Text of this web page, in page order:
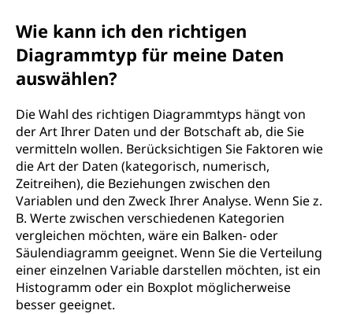
Wie kann ich den richtigen
Diagrammtyp für meine Daten
auswählen?
Die Wahl des richtigen Diagrammtyps hängt von
der Art Ihrer Daten und der Botschaft ab, die Sie
vermitteln wollen. Berücksichtigen Sie Faktoren wie
die Art der Daten (kategorisch, numerisch,
Zeitreihen), die Beziehungen zwischen den
Variablen und den Zweck Ihrer Analyse. Wenn Sie z.
B. Werte zwischen verschiedenen Kategorien
vergleichen möchten, wäre ein Balken- oder
Säulendiagramm geeignet. Wenn Sie die Verteilung
einer einzelnen Variable darstellen möchten, ist ein
Histogramm oder ein Boxplot möglicherweise
besser geeignet.